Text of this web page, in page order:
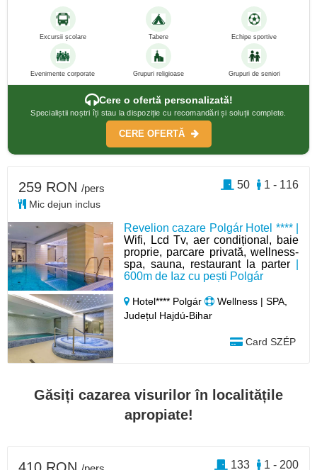
Excursii școlare Tabere Echipe sportive
Evenimente corporate Grupuri religioase Grupuri de seniori
Cere o ofertă personalizată!
Specialiștii noștri îți stau la dispoziție cu recomandări și soluții complete.
CERE OFERTĂ
Revelion cazare Polgár Hotel **** |
Wifi, Lcd Tv, aer condițional, baie
proprie, parcare privată, wellness-
spa, sauna, restaurant la parter
600m de Iaz cu pești Polgár
Hotel**** Polgár
Wellness | SPA,
Județul Hajdú-Bihar
Card SZÉP
259 RON /pers
Mic dejun inclus
1 - 116
50
Găsiți cazarea visurilor în localitățile
apropiate!
1 - 200
133